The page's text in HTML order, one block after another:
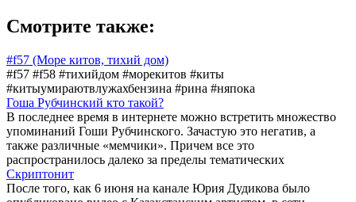
Смотрите также:
#f57 (Море китов, тихий дом)
#f57 #f58 #тихийдом #морекитов #киты
#китыумираютвлужахбензина #рина #няпока
Гоша Рубчинский кто такой?
В последнее время в интернете можно встретить множество
упоминаний Гоши Рубчинского. Зачастую это негатив, а
также различные «мемчики». Причем все это
распространилось далеко за пределы тематических
Скриптонит
После того, как 6 июня на канале Юрия Дудикова было